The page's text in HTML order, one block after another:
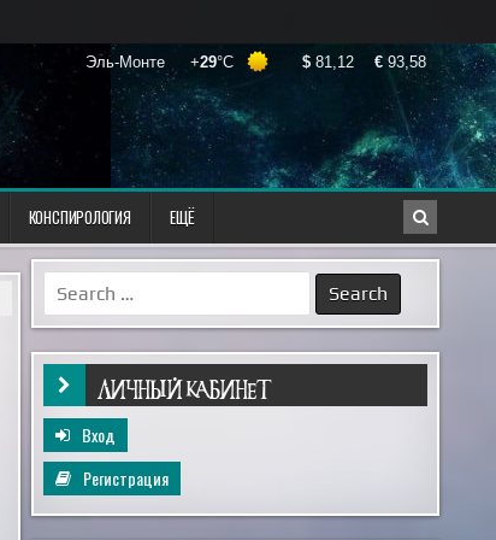
КОНСПИРОЛОГИЯ ЕЩЁ
Search
for:
ЛИЧНЫЙ КАБИНЕТ
Вход
Регистрация